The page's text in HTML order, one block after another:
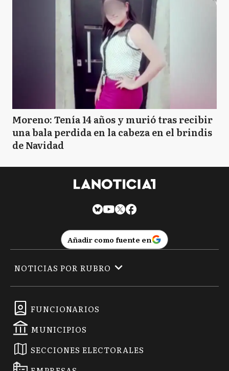
Moreno: Tenía 14 años y murió tras recibir
una bala perdida en la cabeza en el brindis
de Navidad
Añadir como fuente en
FUNCIONARIOS
MUNICIPIOS
SECCIONES ELECTORALES
NOTICIAS POR RUBRO